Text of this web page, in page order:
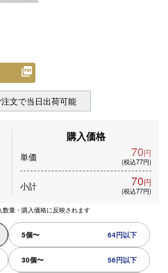
文で当日出荷可能
購入価格
単価 70円
(税込77円)
小計 70円
(税込77円)
数量・購入価格に反映されます
5個〜 64円以下
30個〜 56円以下